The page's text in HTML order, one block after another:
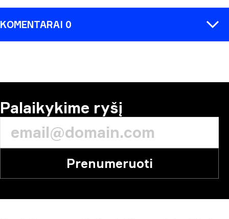
KOMENTARAI 0
Palaikykime ryšį
Prenumeruoti